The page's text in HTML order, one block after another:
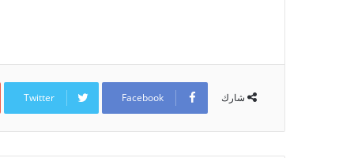
شارك Facebook
Twitter